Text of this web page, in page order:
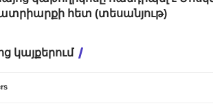
հետ (տեսանյութ)
կայքերում